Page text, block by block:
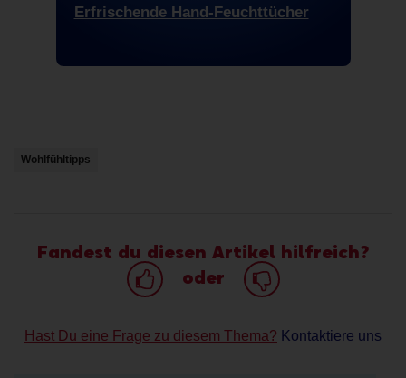
Erfrischende Hand-Feuchttücher
Wohlfühltipps
Fandest du diesen Artikel hilfreich?
oder
Hast Du eine Frage zu diesem Thema? Kontaktiere uns